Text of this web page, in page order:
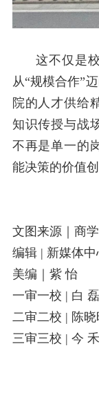
这不仅是
从“规模合作”
院的人才供给
知识传授与战
不再是单一的
能决策的价值创
文图来源｜商
编辑 | 新媒体中
美编｜紫 怡
一审一校 | 白 磊
二审二校 | 陈
三审三校 | 今 禾